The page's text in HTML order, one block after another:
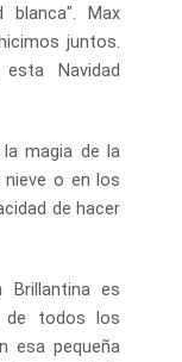
blanca". Max
juntos.
Navidad
magia de la
o en los
de hacer
Brillantina es
de todos los
esa pequeña